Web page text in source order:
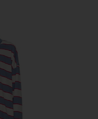
SLEEVE トップ